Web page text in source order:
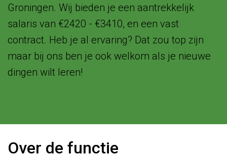
Groningen. Wij bieden je een aantrekkelijk
salaris van €2420 - €3410, en een vast
contract. Heb je al ervaring? Dat zou top zijn
maar bij ons ben je ook welkom als je nieuwe
dingen wilt leren!
Over de functie